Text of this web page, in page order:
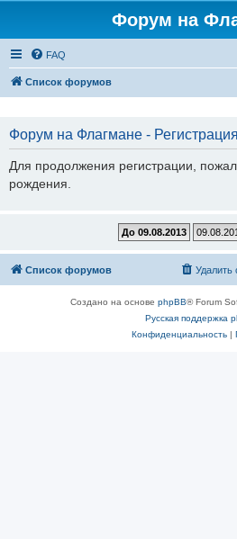
Форум на
FAQ
Список форумов
Форум на Флагмане - Регистрация
Для продолжения регистрации,
рождения.
Список форумов Удалить
Создано на основе phpBB® Forum
Русская поддержка
Конфиденциальность|